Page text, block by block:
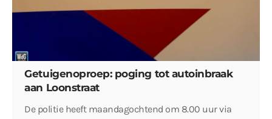
Getuigenoproep: poging tot autoinbraak
aan Loonstraat
De politie heeft maandagochtend om 8.00 uur via